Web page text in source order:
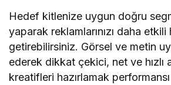
Hedef kitlenize uygun doğru
yaparak reklamlarınızı daha etkili
getirebilirsiniz. Görsel ve metin
ederek dikkat çekici, net ve hızlı
kreatifleri hazırlamak performansı